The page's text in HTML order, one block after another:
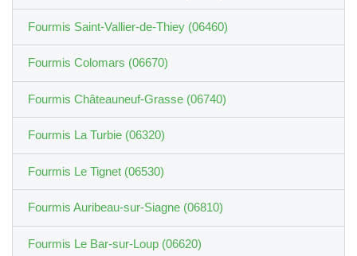
Fourmis Saint-Vallier-de-Thiey (06460)
Fourmis Colomars (06670)
Fourmis Châteauneuf-Grasse (06740)
Fourmis La Turbie (06320)
Fourmis Le Tignet (06530)
Fourmis Auribeau-sur-Siagne (06810)
Fourmis Le Bar-sur-Loup (06620)